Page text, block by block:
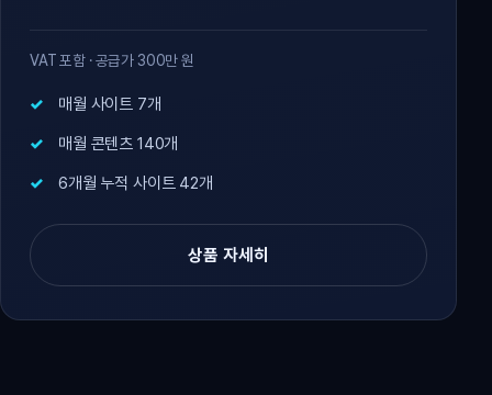
VAT 포함 · 공급가 300만 원
매월 사이트 7개
매월 콘텐츠 140개
6개월 누적 사이트 42개
상품 자세히